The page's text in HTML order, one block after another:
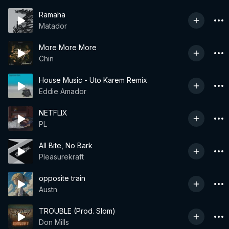
Ramaha
Matador
More More More
Chin
House Music - Uto Karem Remix
Eddie Amador
NETFLIX
PL
All Bite, No Bark
Pleasurekraft
opposite train
Austn
TROUBLE (Prod. Slom)
Don Mills